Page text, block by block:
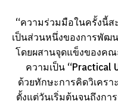
“ความร่วมมือในครั้งนี้ส
เป็นส่วนหนึ่งของการพัฒ
โดยผสานจุดแข็งของค
ความเป็น “Practical
ด้วยทักษะการคิดวิเครา
ตั้งแต่วันเริ่มต้นจนถึงก